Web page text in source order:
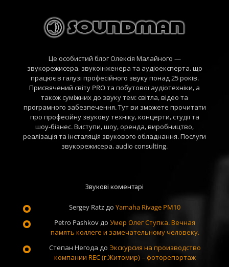
Це особистий блог Олексія Малайного —
звукорежисера, звукоінженера та аудіоексперта, що
працює в галузі професійного звуку понад 25 років.
Присвячений світу PRO та побутової аудіотехніки, а
також суміжних до звуку тем: світла, відео та
програмного забезпечення. Тут ви зможете прочитати
про професійну звукову техніку, концерти, студії та
шоу-бізнес. Виступи, шоу, оренда, виробництво,
реалізація та інсталяція звукового обладнання. Послуги
звукорежисера, audio consulting.
Звукові коментарі
Sergey Ratzдо Yamaha Rivage PM10
Petro Pashkovдо Умер Олег Ступка. Вечная
память коллеге и замечательному человеку.
Степан Негода до Экскурсия на производство
компании REC (г.Житомир) – фоторепортаж